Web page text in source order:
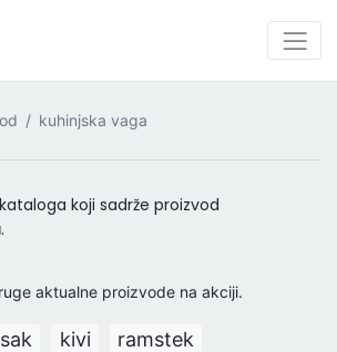
kuhinjska vaga
koji sadrže proizvod
.
aktualne proizvode na akciji.
kivi
ramstek